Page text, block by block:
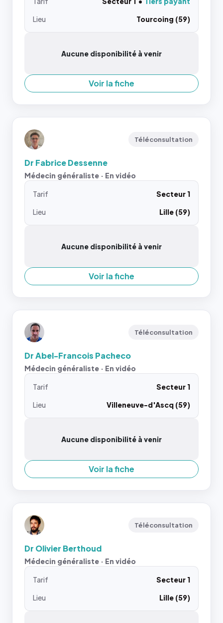
Lieu
Tourcoing (59)
Aucune disponibilité à venir
Voir la fiche
Téléconsultation
Dr Fabrice Dessenne
Médecin généraliste · En vidéo
Tarif
Secteur 1
Lieu
Lille (59)
Aucune disponibilité à venir
Voir la fiche
Téléconsultation
Dr Abel-Francois Pacheco
Médecin généraliste · En vidéo
Tarif
Secteur 1
Lieu
Villeneuve-d'Ascq (59)
Aucune disponibilité à venir
Voir la fiche
Téléconsultation
Dr Olivier Berthoud
Médecin généraliste · En vidéo
Tarif
Secteur 1
Lieu
Lille (59)